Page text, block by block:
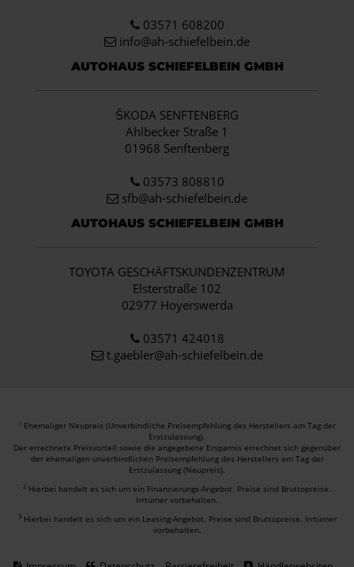
03571 608200
info@ah-schiefelbein.de
AUTOHAUS SCHIEFELBEIN GMBH
ŠKODA SENFTENBERG
Ahlbecker Straße 1
01968 Senftenberg
03573 808810
sfb@ah-schiefelbein.de
AUTOHAUS SCHIEFELBEIN GMBH
TOYOTA GESCHÄFTSKUNDENZENTRUM
Elsterstraße 102
02977 Hoyerswerda
03571 424018
t.gaebler@ah-schiefelbein.de
1 Ehemaliger Neupreis (Unverbindliche Preisempfehlung des Herstellers am Tag der
Erstzulassung).
Der errechnete Preisvorteil sowie die angegebene Ersparnis errechnet sich gegenüber
der ehemaligen unverbindlichen Preisempfehlung des Herstellers am Tag der
Erstzulassung (Neupreis).
2 Hierbei handelt es sich um ein Finanzierungs-Angebot. Preise sind Bruttopreise.
Irrtümer vorbehalten.
3 Hierbei handelt es sich um ein Leasing-Angebot. Preise sind Bruttopreise. Irrtümer
vorbehalten.